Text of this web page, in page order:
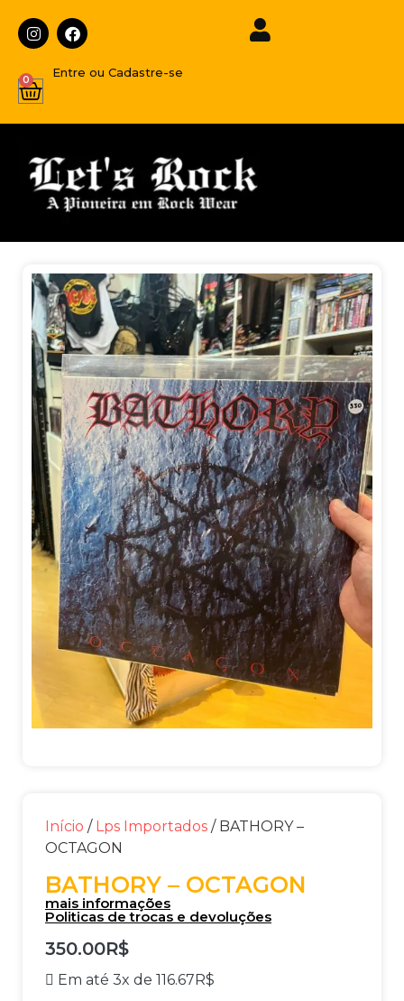
Entre ou Cadastre-se
0
Início / Lps Importados / BATHORY –
OCTAGON
BATHORY – OCTAGON
mais informações
Politicas de trocas e devoluções
350.00R$
Em até 3x de 116.67R$